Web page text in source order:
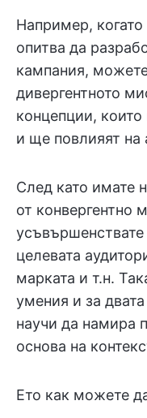
Например,
опитва да
кампания,
дивергентното
концепции,
и ще повлияят на
След като имате
от конвергентно
целевата
марката и т.н.
умения и за
научи да намира
основа на
Ето как можете